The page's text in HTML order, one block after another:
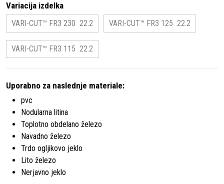
Variacija izdelka
VARI-CUT™ FR3 230 22.2 VARI-CUT™ FR3 125 22.2
VARI-CUT™ FR3 115 22.2
Uporabno za naslednje materiale:
pvc
Nodularna litina
Toplotno obdelano železo
Navadno železo
Trdo ogljikovo jeklo
Lito železo
Nerjavno jeklo